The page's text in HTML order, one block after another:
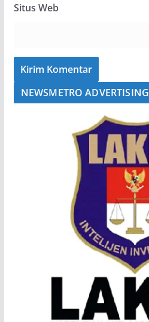
Situs Web
NEWSMETRO ADVERTISING